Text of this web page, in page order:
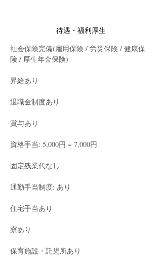
待遇・福利厚生
社会保険完備(雇用保険 / 労災保険 / 健康保
険 / 厚生年金保険)
昇給あり
退職金制度あり
賞与あり
資格手当: 5,000円 ~ 7,000円
固定残業代なし
通勤手当制度: あり
住宅手当あり
寮あり
保育施設・託児所あり